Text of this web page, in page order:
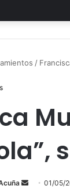
/
Send01/05/